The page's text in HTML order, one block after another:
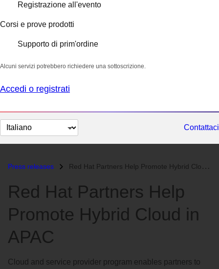
Registrazione all'evento
Corsi e prove prodotti
Supporto di prim'ordine
Alcuni servizi potrebbero richiedere una sottoscrizione.
Accedi o registrati
Cambia
lingua
Contattaci
Press releases Red Hat Partners Help Promote Hybrid Cloud in APAC...
Red Hat Partners Help
Promote Hybrid Cloud in
APAC
Cloud and service provider program enables partners to